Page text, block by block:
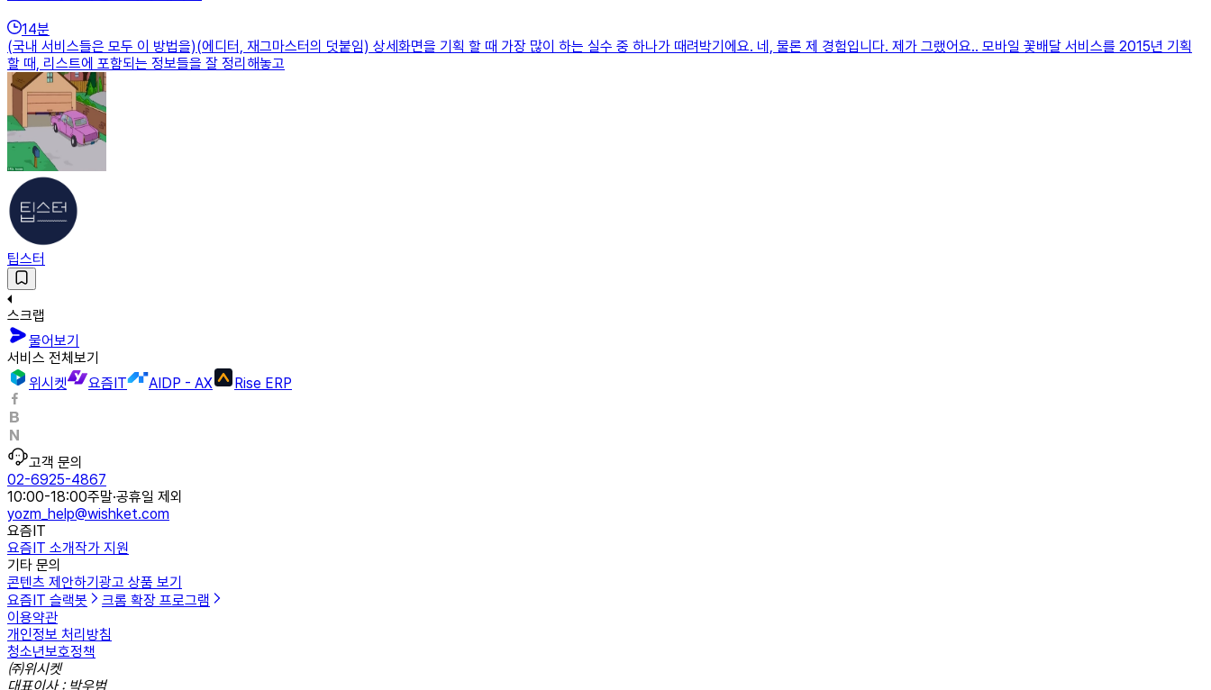
14분
(국내 서비스들은 모두 이 방법을)(에디터, 재그마스터의 덧붙임) 상세화면을 기획 할 때 가장 많이 하는 실수 중 하나가 때려박기에요. 네, 물론 제 경험입니다. 제가 그랬어요.. 모바일 꽃배달 서비스를 2015년 기획
할 때, 리스트에 포함되는 정보들을 잘 정리해놓고
팁스터
스크랩
물어보기
서비스 전체보기
위시켓
요즘IT AIDP - AX Rise ERP
고객 문의
02-6925-4867
10:00-18:00주말·공휴일 제외
yozm_help@wishket.com
요즘IT
요즘IT 소개작가 지원
기타 문의
콘텐츠 제안하기 광고 상품 보기
요즘IT 슬랙봇
크롬 확장 프로그램
이용약관
개인정보 처리방침
청소년보호정책
㈜위시켓
대표이사 : 박우범